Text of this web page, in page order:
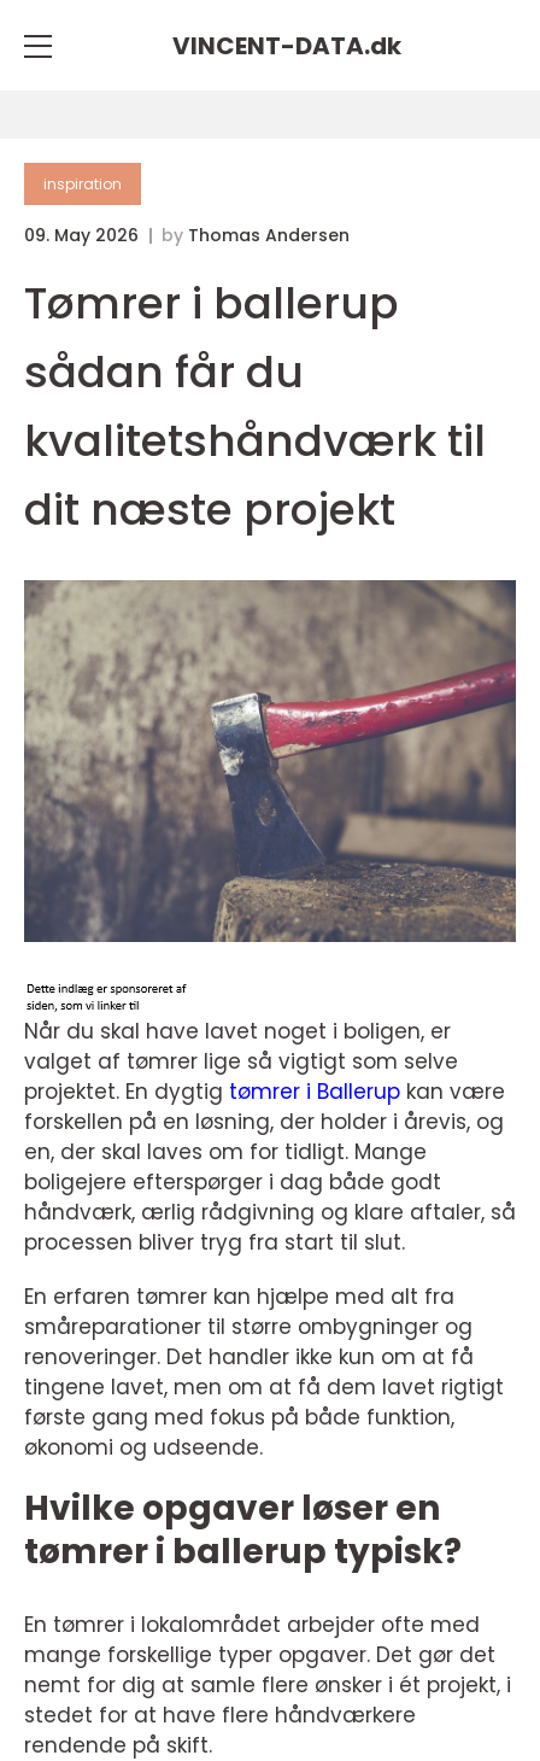
VINCENT-DATA.dk
inspiration
09. May 2026 by Thomas Andersen
Tømrer i ballerup
sådan får du
kvalitetshåndværk til
dit næste projekt
Når du skal have lavet noget i boligen, er
valget af tømrer lige så vigtigt som selve
projektet. En dygtig tømrer i Ballerup kan være
forskellen på en løsning, der holder i årevis, og
en, der skal laves om for tidligt. Mange
boligejere efterspørger i dag både godt
håndværk, ærlig rådgivning og klare aftaler, så
processen bliver tryg fra start til slut.
En erfaren tømrer kan hjælpe med alt fra
småreparationer til større ombygninger og
renoveringer. Det handler ikke kun om at få
tingene lavet, men om at få dem lavet rigtigt
første gang med fokus på både funktion,
økonomi og udseende.
Hvilke opgaver løser en
tømrer i ballerup typisk?
En tømrer i lokalområdet arbejder ofte med
mange forskellige typer opgaver. Det gør det
nemt for dig at samle flere ønsker i ét projekt, i
stedet for at have flere håndværkere
rendende på skift.